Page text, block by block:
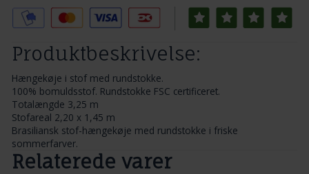
Produktbeskrivelse:
Hængekøje i stof med rundstokke.
100% bomuldsstof. Rundstokke FSC certificeret.
Totalængde 3,25 m
Stofareal 2,20 x 1,45 m
Brasiliansk stof-hængekøje med rundstokke i friske
sommerfarver.
Relaterede varer